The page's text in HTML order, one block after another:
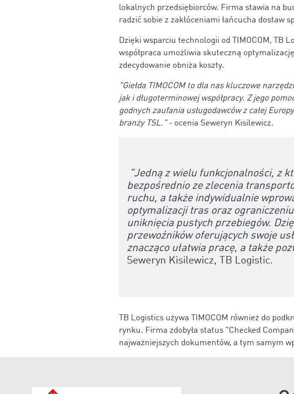
lokalnych przedsiębiorców. Firma stawia na
radzić sobie z zakłóceniami łańcucha dostaw
Dzięki wsparciu technologii od TIMOCOM, TB
współpraca umożliwia skuteczną
zdecydowanie obniża koszty.
"Giełda TIMOCOM to dla nas kluczowe
jak i długoterminowej współpracy. Z jego
godnych zaufania usługodawców z całej
branży TSL."- ocenia Seweryn Kisilewicz.
"Jedną z wielu funkcjonalności, z
bezpośrednio ze zlecenia
ruchu, a także indywidualnie
optymalizacji tras oraz
uniknięcia pustych przebiegów.
przewoźników oferujących swoje
znacząco ułatwia pracę, a także
Seweryn Kisilewicz, TB Logistic.
TB Logistics używa TIMOCOM również do
rynku. Firma zdobyła status "Checked
najważniejszych dokumentów, a tym samym